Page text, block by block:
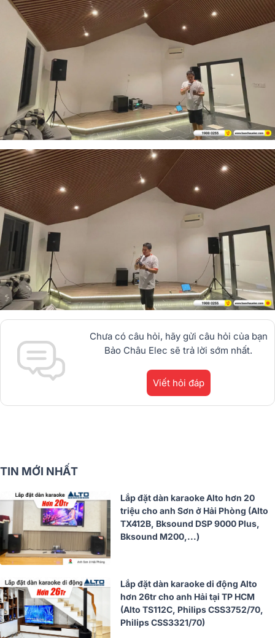
Chưa có câu hỏi, hãy gửi câu hỏi của bạn
Bảo Châu Elec sẽ trả lời sớm nhất.
Viết hỏi đáp
TIN MỚI NHẤT
Lắp đặt dàn karaoke Alto hơn 20
triệu cho anh Sơn ở Hải Phòng (Alto
TX412B, Bksound DSP 9000 Plus,
Bksound M200,...)
Lắp đặt dàn karaoke di động Alto
hơn 26tr cho anh Hải tại TP HCM
(Alto TS112C, Philips CSS3752/70,
Philips CSS3321/70)